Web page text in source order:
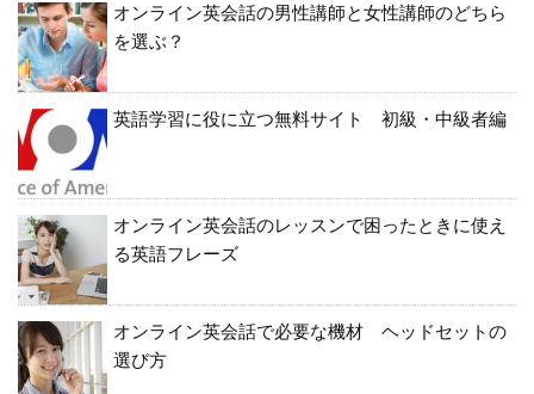
オンライン英会話の男性講師と女性講師のどちら
を選ぶ？
英語学習に役に立つ無料サイト 初級・中級者編
オンライン英会話のレッスンで困ったときに使え
る英語フレーズ
オンライン英会話で必要な機材 ヘッドセットの
選び方